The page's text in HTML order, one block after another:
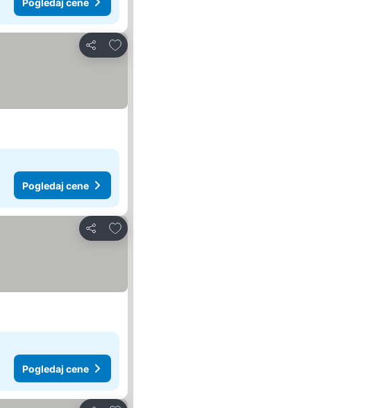
Deli
Dodati u favorite
Pogledaj cene
Deli
Dodati u favorite
Pogledaj cene